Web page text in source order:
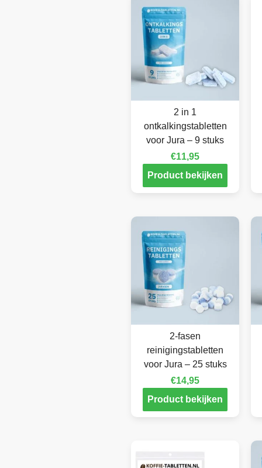
2 in 1
ontkalkingstabletten
voor Jura – 9 stuks
€11,95
Product bekijken
2-fasen
reinigingstabletten
voor Jura – 25 stuks
€14,95
Product bekijken